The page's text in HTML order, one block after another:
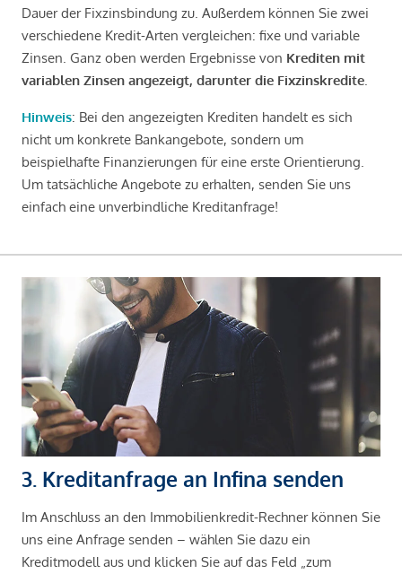
Dauer der Fixzinsbindung zu. Außerdem können Sie zwei
verschiedene Kredit-Arten vergleichen: fixe und variable
Zinsen. Ganz oben werden Ergebnisse von Krediten mit
variablen Zinsen angezeigt, darunter die Fixzinskredite
Hinweis: Bei den angezeigten Krediten handelt es sich
nicht um konkrete Bankangebote, sondern um
beispielhafte Finanzierungen für eine erste Orientierung.
Um tatsächliche Angebote zu erhalten, senden Sie uns
einfach eine unverbindliche Kreditanfrage!
3. Kreditanfrage an Infina senden
Im Anschluss an den Immobilienkredit-Rechner können Sie
uns eine Anfrage senden – wählen Sie dazu ein
Kreditmodell aus und klicken Sie auf das Feld „zum